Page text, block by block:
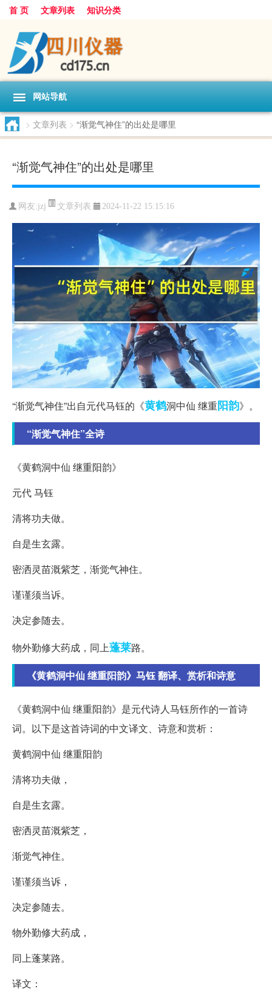
首 页 文章列表 知识分类
网站导航
> 文章列表 > “渐觉气神住”的出处是哪里
“渐觉气神住”的出处是哪里
网友:jzj 文章列表 2024-11-22 15:15:16
“渐觉气神住”出自元代马钰的《黄鹤洞中仙 继重阳韵》。
“渐觉气神住”全诗
《黄鹤洞中仙 继重阳韵》
元代 马钰
清将功夫做。
自是生玄露。
密洒灵苗溉紫芝，渐觉气神住。
谨谨须当诉。
决定参随去。
物外勤修大药成，同上蓬莱路。
《黄鹤洞中仙 继重阳韵》马钰 翻译、赏析和诗意
《黄鹤洞中仙 继重阳韵》是元代诗人马钰所作的一首诗
词。以下是这首诗词的中文译文、诗意和赏析：
黄鹤洞中仙 继重阳韵
清将功夫做，
自是生玄露。
密洒灵苗溉紫芝，
渐觉气神住。
谨谨须当诉，
决定参随去。
物外勤修大药成，
同上蓬莱路。
译文：